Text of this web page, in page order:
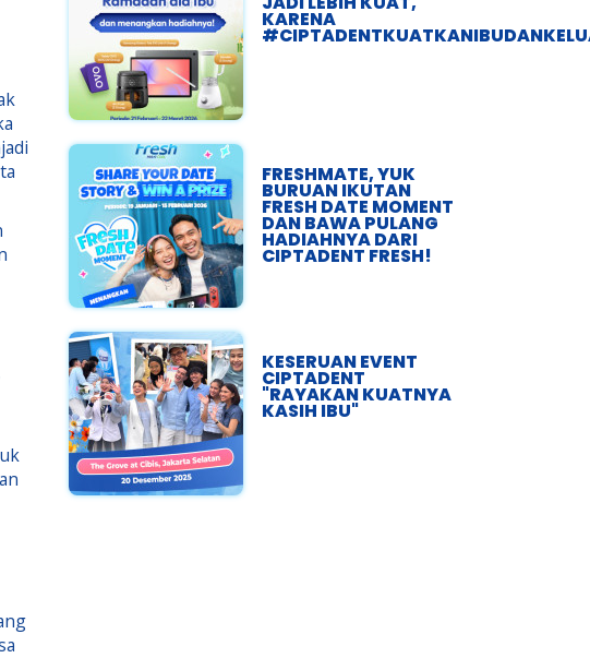
KARENA
FRESHMATE, YUK
BURUAN IKUTAN
FRESH DATE MOMENT
DAN BAWA PULANG
HADIAHNYA DARI
CIPTADENT FRESH!
KESERUAN EVENT
CIPTADENT
"RAYAKAN KUATNYA
KASIH IBU"